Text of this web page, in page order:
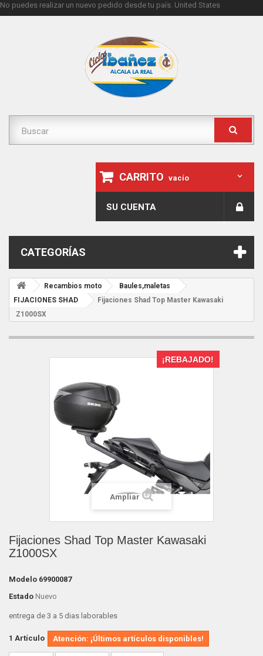
No puedes realizar un nuevo pedido desde tu país. United States
CARRITO vacío
SU CUENTA
CATEGORÍAS
Recambios moto
Baules,maletas
FIJACIONES SHAD
Fijaciones Shad Top Master Kawasaki
Z1000SX
¡REBAJADO!
Ampliar
Fijaciones Shad Top Master Kawasaki
Z1000SX
Modelo 69900087
Estado Nuevo
entrega de 3 a 5 dias laborables
1 Artículo Atención: ¡Últimos artículos disponibles!